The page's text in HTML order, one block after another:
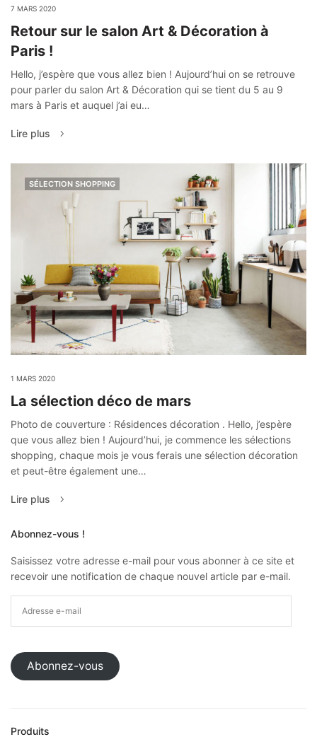
7 MARS 2020
Retour sur le salon Art & Décoration à
Paris !
Hello, j’espère que vous allez bien ! Aujourd’hui on se retrouve
pour parler du salon Art & Décoration qui se tient du 5 au 9
mars à Paris et auquel j’ai eu…
Lire plus
SÉLECTION SHOPPING
1 MARS 2020
La sélection déco de mars
Photo de couverture : Résidences décoration . Hello, j’espère
que vous allez bien ! Aujourd’hui, je commence les sélections
shopping, chaque mois je vous ferais une sélection décoration
et peut-être également une…
Lire plus
Abonnez-vous !
Saisissez votre adresse e-mail pour vous abonner à ce site et
recevoir une notification de chaque nouvel article par e-mail.
Abonnez-vous
Produits